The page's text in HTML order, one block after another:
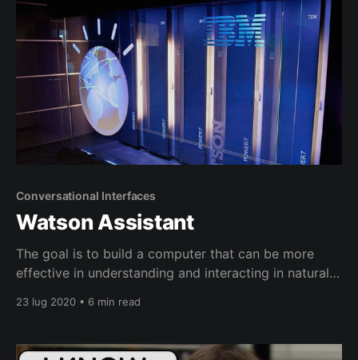
Conversational Interfaces
Watson Assistant
The goal is to build a computer that can be more
effective in understanding and interacting in natural
do it. David Ferrucci Watson è diventato famoso per
visto in questo articolo “Watson: alla ricerca di
23 lug 2020 • 6 min read